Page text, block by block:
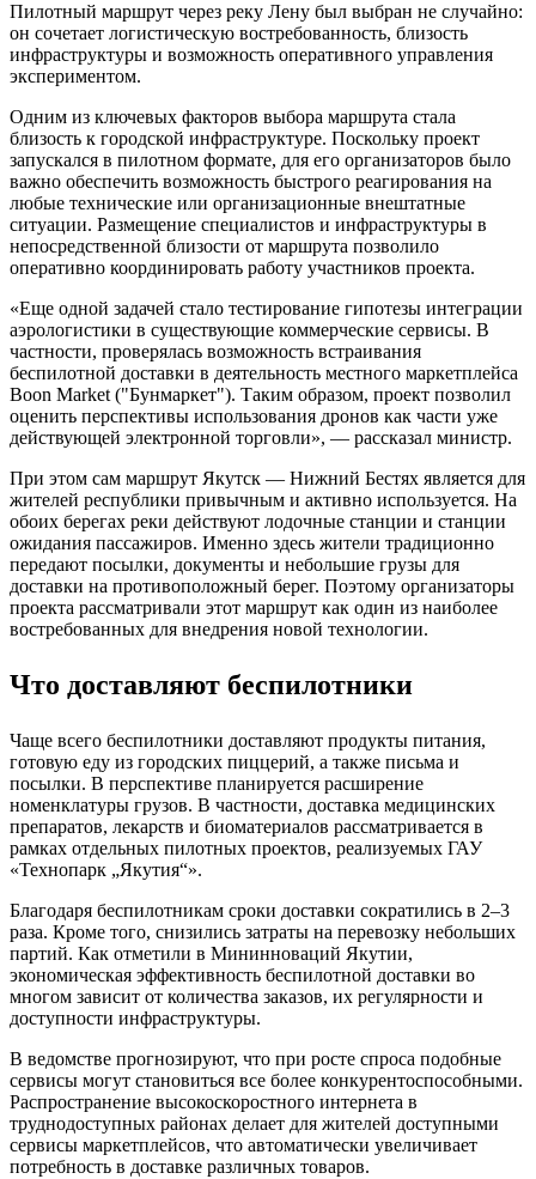
Пилотный маршрут через реку Лену был выбран не случайно:
он сочетает логистическую востребованность, близость
инфраструктуры и возможность оперативного управления
экспериментом.
Одним из ключевых факторов выбора маршрута стала
близость к городской инфраструктуре. Поскольку проект
запускался в пилотном формате, для его организаторов было
важно обеспечить возможность быстрого реагирования на
любые технические или организационные внештатные
ситуации. Размещение специалистов и инфраструктуры в
непосредственной близости от маршрута позволило
оперативно координировать работу участников проекта.
«Еще одной задачей стало тестирование гипотезы интеграции
аэрологистики в существующие коммерческие сервисы. В
частности, проверялась возможность встраивания
беспилотной доставки в деятельность местного маркетплейса
Boon Market ("Бунмаркет"). Таким образом, проект позволил
оценить перспективы использования дронов как части уже
действующей электронной торговли», — рассказал министр.
При этом сам маршрут Якутск — Нижний Бестях является для
жителей республики привычным и активно используется. На
обоих берегах реки действуют лодочные станции и станции
ожидания пассажиров. Именно здесь жители традиционно
передают посылки, документы и небольшие грузы для
доставки на противоположный берег. Поэтому организаторы
проекта рассматривали этот маршрут как один из наиболее
востребованных для внедрения новой технологии.
Что доставляют беспилотники
Чаще всего беспилотники доставляют продукты питания,
готовую еду из городских пиццерий, а также письма и
посылки. В перспективе планируется расширение
номенклатуры грузов. В частности, доставка медицинских
препаратов, лекарств и биоматериалов рассматривается в
рамках отдельных пилотных проектов, реализуемых ГАУ
«Технопарк „Якутия“».
Благодаря беспилотникам сроки доставки сократились в 2–3
раза. Кроме того, снизились затраты на перевозку небольших
партий. Как отметили в Мининноваций Якутии,
экономическая эффективность беспилотной доставки во
многом зависит от количества заказов, их регулярности и
доступности инфраструктуры.
В ведомстве прогнозируют, что при росте спроса подобные
сервисы могут становиться все более конкурентоспособными.
Распространение высокоскоростного интернета в
труднодоступных районах делает для жителей доступными
сервисы маркетплейсов, что автоматически увеличивает
потребность в доставке различных товаров.